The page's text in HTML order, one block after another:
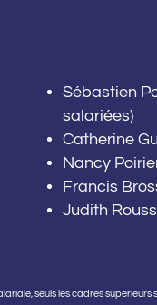
Sébastien
salariées)
Catherine
Nancy
Francis
Judith
seuls les cadres